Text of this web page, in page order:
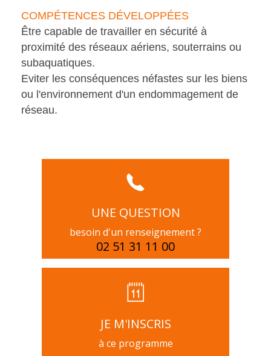
COMPÉTENCES DÉVELOPPÉES
Être capable de travailler en sécurité à
proximité des réseaux aériens, souterrains ou
subaquatiques.
Eviter les conséquences néfastes sur les biens
ou l'environnement d'un endommagement de
réseau.
UNE QUESTION
besoin d'un renseignement ?
02 51 31 11 00
JE M'INSCRIS
à ce programme